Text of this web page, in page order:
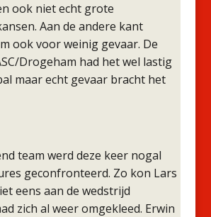
ook niet echt grote
Aan de andere kant
ook voor weinig gevaar. De
Drogeham had het wel lastig
maar echt gevaar bracht het
team werd deze keer nogal
geconfronteerd. Zo kon Lars
eens aan de wedstrijd
zich al weer omgekleed. Erwin